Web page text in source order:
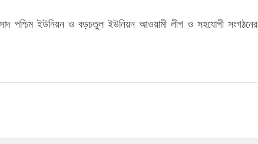
পশ্চিম ইউনিয়ন ও বড়চতুল ইউনিয়ন আওয়ামী লীগ ও সহযোগী সংগঠনের